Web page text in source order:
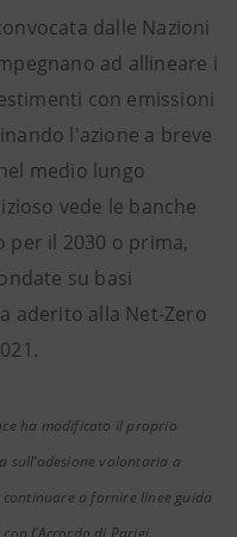
dalle Nazioni
ad allineare i
con emissioni
l'azione a breve
medio lungo
vede le banche
il 2030 o prima,
su basi
aderito alla Net-Zero
ha modificato il proprio
sull’adesione volontaria a
a fornire linee guida
l’Accordo di Parigi.